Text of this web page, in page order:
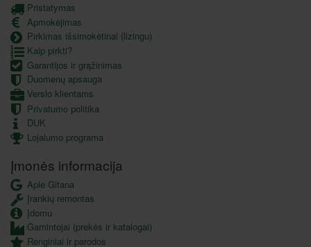
Pristatymas
Apmokėjimas
Pirkimas išsimokėtinai (lizingu)
Kaip pirkti?
Garantijos ir grąžinimas
Duomenų apsauga
Verslo klientams
Privatumo politika
DUK
Lojalumo programa
Įmonės informacija
Apie Gitana
Įrankių remontas
Įdomu
Gamintojai (prekės ir katalogai)
Renginiai ir parodos